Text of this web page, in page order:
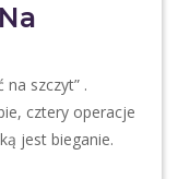
szczyt” .
cztery operacje
jest bieganie.